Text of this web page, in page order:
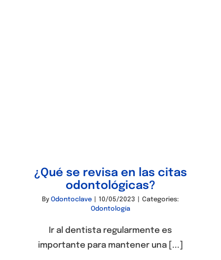
¿Qué se revisa en las citas
odontológicas?
By Odontoclave 10/05/2023
Categories:
Odontología
Ir al dentista regularmente es
importante para mantener una [...]